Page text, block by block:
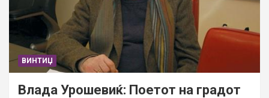
ВИНТИЏ
Влада Урошевиќ: Поетот на градот